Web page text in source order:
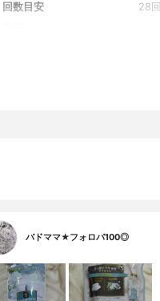
回数目安
28回
バドママ★フォロバ100◎